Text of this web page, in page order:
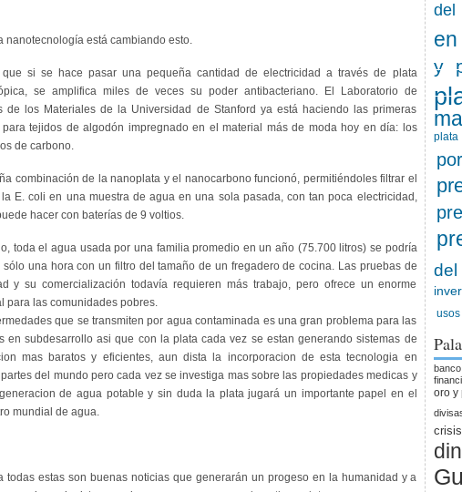
nanotecnología está cambiando esto.
que si se hace pasar una pequeña cantidad de electricidad a través de plata
se amplifica miles de veces su poder antibacteriano. El Laboratorio de
de los Materiales de la Universidad de Stanford ya está haciendo las primeras
para tejidos de algodón impregnado en el material más de moda hoy en día: los
de carbono.
combinación de la nanoplata y el nanocarbono funcionó, permitiéndoles filtrar el
E. coli en una muestra de agua en una sola pasada, con tan poca electricidad,
hacer con baterías de 9 voltios.
toda el agua usada por una familia promedio en un año (75.700 litros) se podría
sólo una hora con un filtro del tamaño de un fregadero de cocina. Las pruebas de
y su comercialización todavía requieren más trabajo, pero ofrece un enorme
para las comunidades pobres.
que se transmiten por agua contaminada es una gran problema para las
en subdesarrollo asi que con la plata cada vez se estan generando sistemas de
mas baratos y eficientes, aun dista la incorporacion de esta tecnologia en
del mundo pero cada vez se investiga mas sobre las propiedades medicas y
de agua potable y sin duda la plata jugará un importante papel en el
mundial de agua.
todas estas son buenas noticias que generarán un progeso en la humanidad y a
del
en
y
plata
oro y